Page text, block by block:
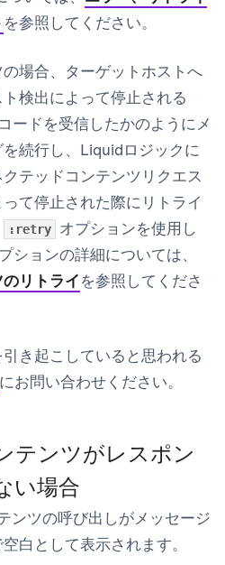
を参照してください。
場合、ターゲットホストへ
検出によって停止される
ードを受信したかのようにメ
続行し、Liquidロジックに
テッドコンテンツリクエス
て停止された際にリトライ
:retry
オプションを使用し
ションの詳細については、
リトライを参照してくださ
き起こしていると思われる
にお問い合わせください。
テンツがレスポン
い場合
ンツの呼び出しがメッセージ
白として表示されます。